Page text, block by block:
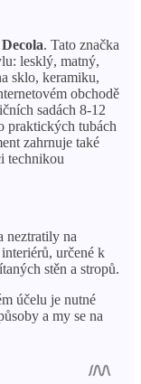
. Tato značka
lesklý, matný,
sklo, keramiku,
obchodě
sadách 8-12
praktických tubách
zahrnuje také
technikou
neztratily na
určené k
stěn a stropů.
účelu je nutné
a my se na